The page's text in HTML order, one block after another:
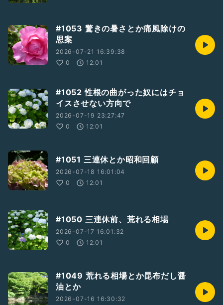
#1053 驚きの暑さとか痛風除けの
思案
2026-07-21 16:39:38
0
12:01
#1052 性根の曲がった奴にはチョ
イスさせない方向で
2026-07-19 23:27:47
0
12:01
#1051 三連休とか昭和回顧
2026-07-18 16:01:04
0
12:01
#1050 三連休前、荒れる相場
2026-07-17 16:01:32
0
12:01
#1049 荒れる相場とか昆布だし醤
油とか
2026-07-16 16:30:32